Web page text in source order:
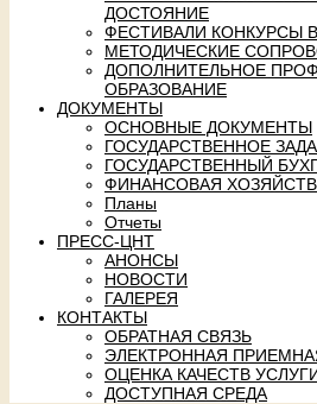
ДОСТОЯНИЕ
ФЕСТИВАЛИ КОНКУРСЫ
МЕТОДИЧЕСКИЕ
ДОПОЛНИТЕЛЬНОЕ
ОБРАЗОВАНИЕ
ДОКУМЕНТЫ
ОСНОВНЫЕ ДОКУМЕНТЫ
ГОСУДАРСТВЕННОЕ
ГОСУДАРСТВЕННЫЙ
ФИНАНСОВАЯ
Планы
Отчеты
ПРЕСС-ЦНТ
АНОНСЫ
НОВОСТИ
ГАЛЕРЕЯ
КОНТАКТЫ
ОБРАТНАЯ СВЯЗЬ
ЭЛЕКТРОННАЯ
ОЦЕНКА КАЧЕСТВ
ДОСТУПНАЯ СРЕДА